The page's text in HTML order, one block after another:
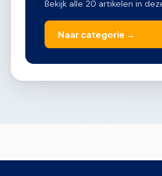
Bekijk alle 20 artikelen in
Naar categorie →